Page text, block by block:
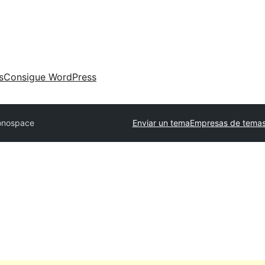
Consigue WordPress
Enviar un temaEmpresas de